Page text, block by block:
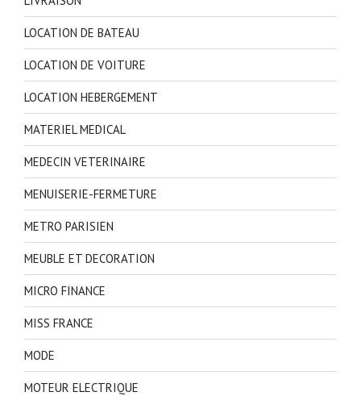
LOCATION DE BATEAU
LOCATION DE VOITURE
LOCATION HEBERGEMENT
MATERIEL MEDICAL
MEDECIN VETERINAIRE
MENUISERIE-FERMETURE
METRO PARISIEN
MEUBLE ET DECORATION
MICRO FINANCE
MISS FRANCE
MODE
MOTEUR ELECTRIQUE